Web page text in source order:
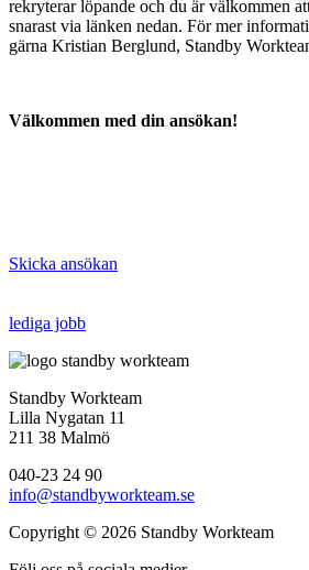
rekryterar löpande och du är välkommen
snarast via länken nedan. För mer
gärna Kristian Berglund, Standby
Välkommen med din ansökan!
Skicka ansökan
lediga jobb
Standby Workteam
Lilla Nygatan 11
211 38 Malmö
040-23 24 90
info@standbyworkteam.se
Copyright © 2026 Standby Workteam